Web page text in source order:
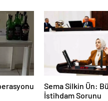
Sema Silkin Ün:
İstihdam Sorunu